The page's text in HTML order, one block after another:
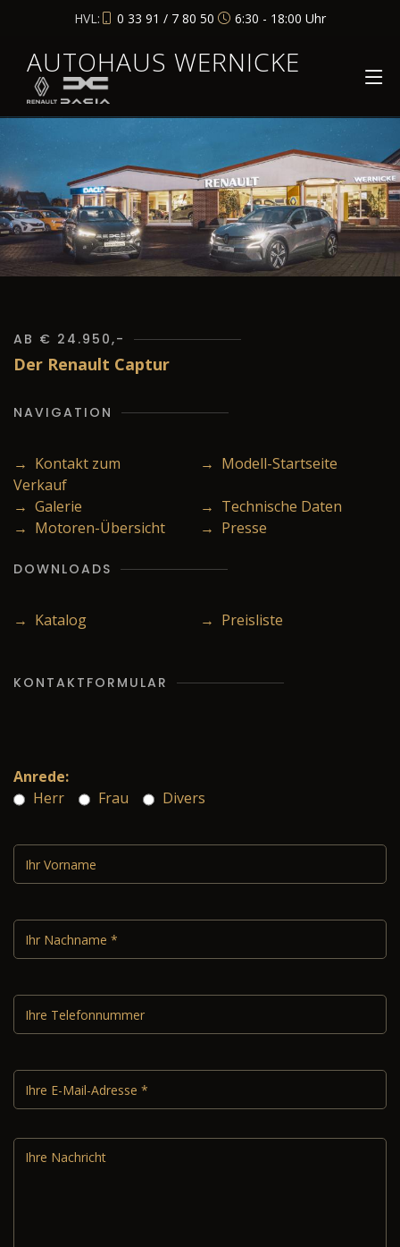
HVL: 0 33 91 / 7 80 50 6:30 - 18:00 Uhr
AUTOHAUS WERNICKE
AB € 24.950,-
Der Renault Captur
NAVIGATION
→ Kontakt zum
Verkauf
→ Modell-Startseite
→ Galerie
→ Technische Daten
→ Motoren-Übersicht
→ Presse
DOWNLOADS
→ Katalog → Preisliste
KONTAKTFORMULAR
Anrede:
Herr
Frau Divers